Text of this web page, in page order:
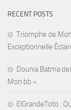
RECENT POSTS
Triomphe de
Exceptionnelle
Dounia Batma
Mon bb »
ElGrandeToto :